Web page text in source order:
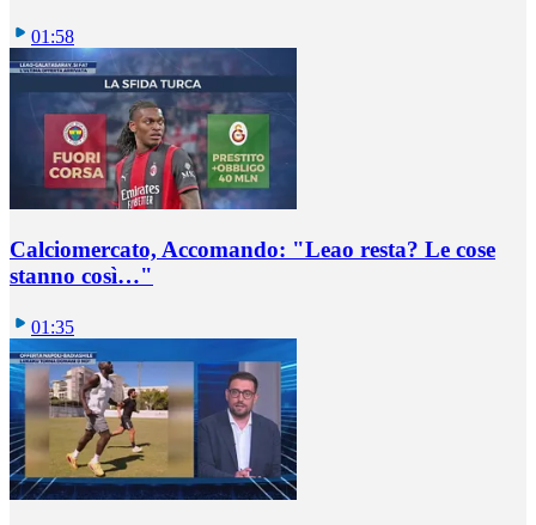
01:58
Calciomercato, Accomando: "Leao resta? Le cose
stanno così…"
01:35